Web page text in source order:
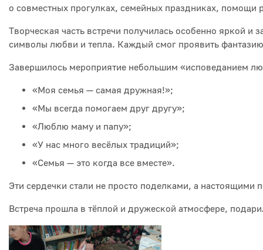
о совместных прогулках, семейных праздниках,
Творческая часть встречи получилась особенно яркой
символы любви и тепла. Каждый смог проявить
Завершилось мероприятие небольшим «исповеданием
«Моя семья — самая дружная!»;
«Мы всегда помогаем друг другу»;
«Люблю маму и папу»;
«У нас много весёлых традиций»;
«Семья — это когда все вместе».
Эти сердечки стали не просто поделками, а
Встреча прошла в тёплой и дружеской атмосфере,